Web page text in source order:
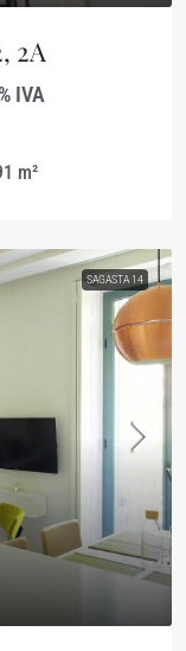
2A
IVA
m²
SAGASTA 14